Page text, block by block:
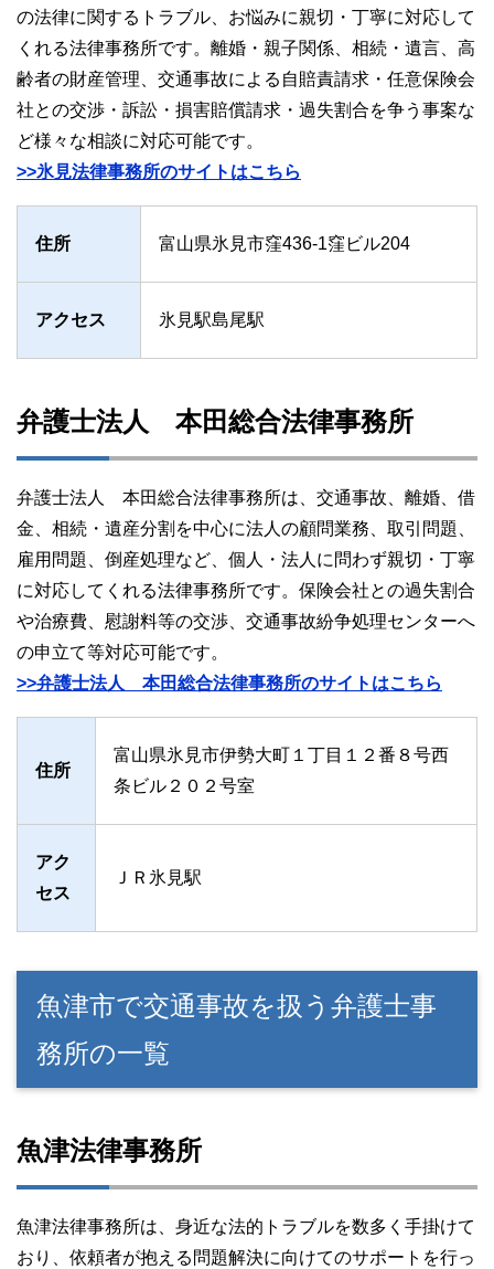
の法律に関するトラブル、お悩みに親切・丁寧に対応して
くれる法律事務所です。離婚・親子関係、相続・遺言、高
齢者の財産管理、交通事故による自賠責請求・任意保険会
社との交渉・訴訟・損害賠償請求・過失割合を争う事案な
ど様々な相談に対応可能です。
>>氷見法律事務所のサイトはこちら
住所 富山県氷見市窪436-1窪ビル204
アクセス 氷見駅島尾駅
弁護士法人 本田総合法律事務所
弁護士法人 本田総合法律事務所は、交通事故、離婚、借
金、相続・遺産分割を中心に法人の顧問業務、取引問題、
雇用問題、倒産処理など、個人・法人に問わず親切・丁寧
に対応してくれる法律事務所です。保険会社との過失割合
や治療費、慰謝料等の交渉、交通事故紛争処理センターへ
の申立て等対応可能です。
>>弁護士法人 本田総合法律事務所のサイトはこちら
住所
富山県氷見市伊勢大町１丁目１２番８号西
条ビル２０２号室
アク
セス
ＪＲ氷見駅
魚津市で交通事故を扱う弁護士事
務所の一覧
魚津法律事務所
魚津法律事務所は、身近な法的トラブルを数多く手掛けて
おり、依頼者が抱える問題解決に向けてのサポートを行っ